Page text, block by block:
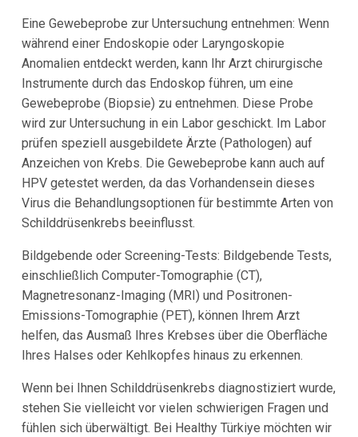
Eine Gewebeprobe zur Untersuchung entnehmen: Wenn
während einer Endoskopie oder Laryngoskopie
Anomalien entdeckt werden, kann Ihr Arzt chirurgische
Instrumente durch das Endoskop führen, um eine
Gewebeprobe (Biopsie) zu entnehmen. Diese Probe
wird zur Untersuchung in ein Labor geschickt. Im Labor
prüfen speziell ausgebildete Ärzte (Pathologen) auf
Anzeichen von Krebs. Die Gewebeprobe kann auch auf
HPV getestet werden, da das Vorhandensein dieses
Virus die Behandlungsoptionen für bestimmte Arten von
Schilddrüsenkrebs beeinflusst.
Bildgebende oder Screening-Tests: Bildgebende Tests,
einschließlich Computer-Tomographie (CT),
Magnetresonanz-Imaging (MRI) und Positronen-
Emissions-Tomographie (PET), können Ihrem Arzt
helfen, das Ausmaß Ihres Krebses über die Oberfläche
Ihres Halses oder Kehlkopfes hinaus zu erkennen.
Wenn bei Ihnen Schilddrüsenkrebs diagnostiziert wurde,
stehen Sie vielleicht vor vielen schwierigen Fragen und
fühlen sich überwältigt. Bei Healthy Türkiye möchten wir